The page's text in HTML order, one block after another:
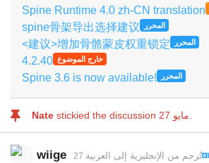
Spine Runtime 4.0 zh-CN translation
spine骨架导出选择建议 المحرر
<建议>增加骨骼蒙皮权重锁定 المحرر
4.2.40 خارج الموضوع
Spine 3.6 is now available! المحرر
Nate stickied the discussion 27 مايو
wiige تُرجم من الإنجليزية إلى العربية